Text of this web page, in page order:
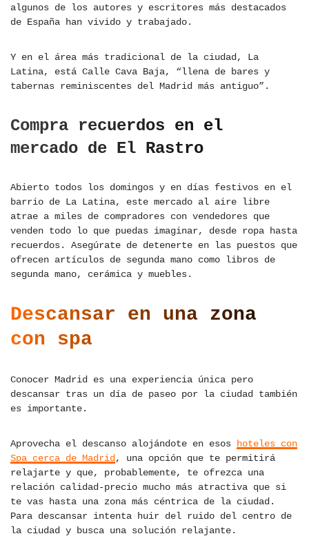
algunos de los autores y escritores más destacados
de España han vivido y trabajado.
Y en el área más tradicional de la ciudad, La
Latina, está Calle Cava Baja, “llena de bares y
tabernas reminiscentes del Madrid más antiguo”.
Compra recuerdos en el
mercado de El Rastro
Abierto todos los domingos y en días festivos en el
barrio de La Latina, este mercado al aire libre
atrae a miles de compradores con vendedores que
venden todo lo que puedas imaginar, desde ropa hasta
recuerdos. Asegúrate de detenerte en las puestos que
ofrecen artículos de segunda mano como libros de
segunda mano, cerámica y muebles.
Descansar en una zona
con spa
Conocer Madrid es una experiencia única pero
descansar tras un día de paseo por la ciudad también
es importante.
Aprovecha el descanso alojándote en esos hoteles con
Spa cerca de Madrid, una opción que te permitirá
relajarte y que, probablemente, te ofrezca una
relación calidad-precio mucho más atractiva que si
te vas hasta una zona más céntrica de la ciudad.
Para descansar intenta huir del ruido del centro de
la ciudad y busca una solución relajante.